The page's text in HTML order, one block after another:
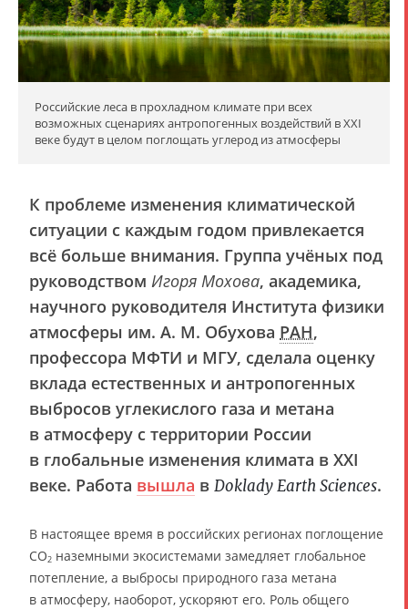
Российские леса в прохладном климате при всех
возможных сценариях антропогенных воздействий в XXI
веке будут в целом поглощать углерод из атмосферы
К проблеме изменения климатической
ситуации с каждым годом привлекается
всё больше внимания. Группа учёных под
руководством Игоря Мохова, академика,
научного руководителя Института физики
атмосферы им. А. М. Обухова РАН,
профессора МФТИ и МГУ, сделала оценку
вклада естественных и антропогенных
выбросов углекислого газа и метана
в атмосферу с территории России
в глобальные изменения климата в XXI
веке. Работа вышла в Doklady Earth Sciences.
В настоящее время в российских регионах поглощение
CO2 наземными экосистемами замедляет глобальное
потепление, а выбросы природного газа метана
в атмосферу, наоборот, ускоряют его. Роль общего